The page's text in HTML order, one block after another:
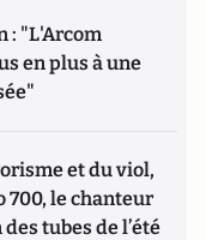
: "L'Arcom
en plus à une
et du viol,
700, le chanteur
des tubes de l’été